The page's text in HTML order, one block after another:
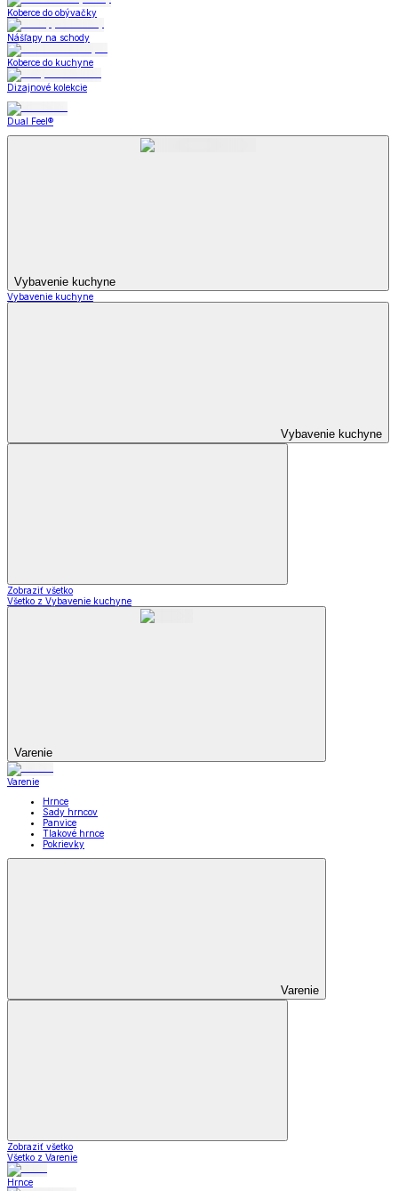
Koberce do obývačky
Nášľapy na schody
Koberce do kuchyne
Dizajnové kolekcie
Dual Feel®
Vybavenie kuchyne
Vybavenie kuchyne
Vybavenie kuchyne
Zobraziť všetko
Všetko z Vybavenie kuchyne
Varenie
Varenie
Hrnce
Sady hrncov
Panvice
Tlakové hrnce
Pokrievky
Varenie
Zobraziť všetko
Všetko z Varenie
Hrnce